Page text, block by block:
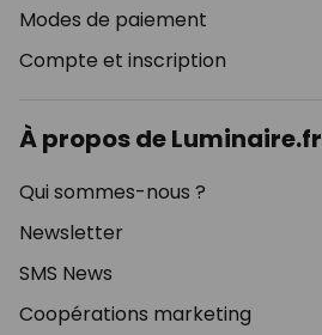
Modes de paiement
Compte et inscription
À propos de Luminaire.fr
Qui sommes-nous ?
Newsletter
SMS News
Coopérations marketing